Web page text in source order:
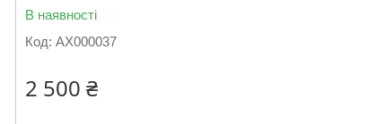
В наявності
Код: AX000037
2 500 ₴